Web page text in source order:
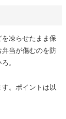
凍らせたまま保
当が傷むのを防
。
す。ポイントは以